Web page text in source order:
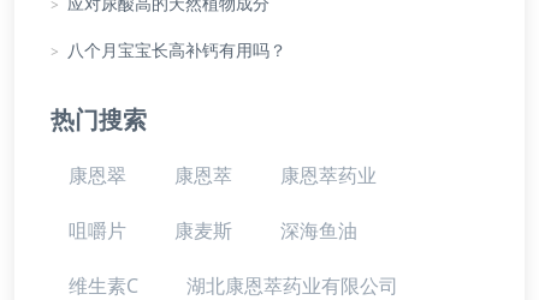
>
> 八个月宝宝长高补钙有用吗？
热门搜索
康恩翠 康恩萃 康恩萃药业
咀嚼片 康麦斯 深海鱼油
维生素C 湖北康恩萃药业有限公司